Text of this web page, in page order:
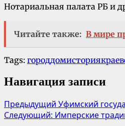
Нотариальная палата РБ и
Читайте также: В мире
Tags: городдомистория
Навигация записи
Предыдущий Уфимский
Следующий: Имперские